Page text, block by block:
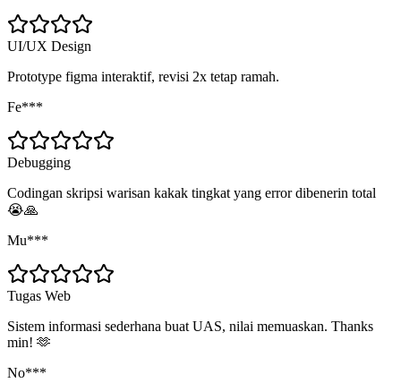
UI/UX Design
Prototype figma interaktif, revisi 2x tetap ramah.
Fe***
Debugging
Codingan skripsi warisan kakak tingkat yang error dibenerin total
😭🙏
Mu***
Tugas Web
Sistem informasi sederhana buat UAS, nilai memuaskan. Thanks
min! 🫶
No***